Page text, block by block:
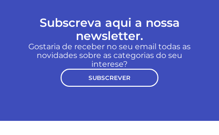
Subscreva aqui a nossa
newsletter.
Gostaria de receber no seu email todas as
novidades sobre as categorias do seu
interese?
SUBSCREVER